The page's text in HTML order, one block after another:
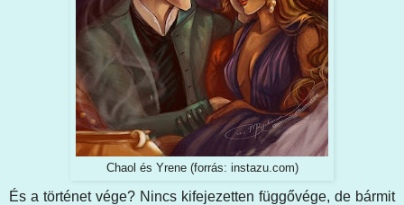
Chaol és Yrene (forrás: instazu.com)
És a történet vége? Nincs kifejezetten függővége, de bármit